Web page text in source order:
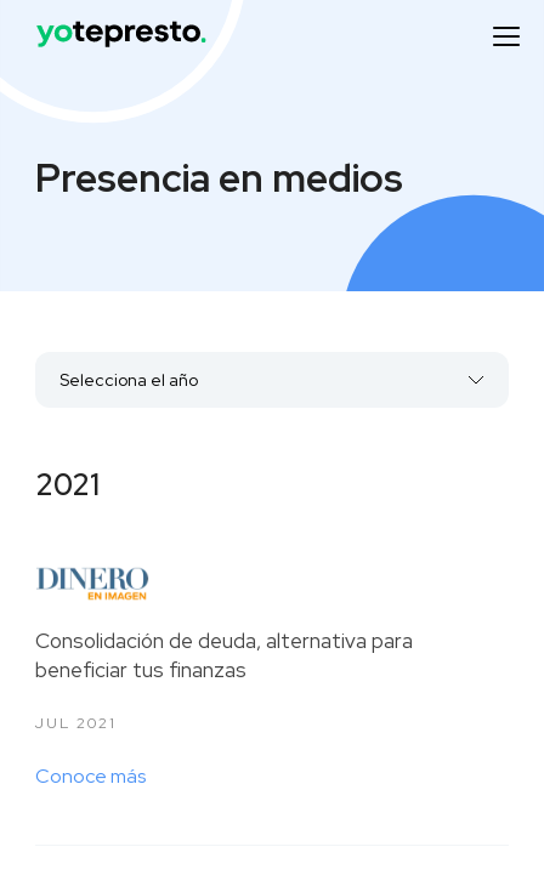
Presencia en medios
Selecciona el año
2020
2019
2021
Consolidación de deuda, alternativa para
beneficiar tus finanzas
JUL 2021
Conoce más